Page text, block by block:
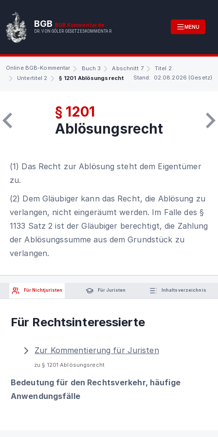
BGB BGB.Kommentar.de
DR. VON GÖLER GESETZESKOMMENTAR
MENU
Online BGB-Kommentar Buch 3 Abschnitt 7
Titel 2
Untertitel 2
§ 1201 Ablösungsrecht Stand: 02.08.2026 (Gesetz)
§ 1201
Ablösungsrecht
(1) Das Recht zur Ablösung steht dem Eigentümer
zu.
(2) Dem Gläubiger kann das Recht, die Ablösung zu
verlangen, nicht eingeräumt werden. Im Falle des §
1133 Satz 2 ist der Gläubiger berechtigt, die Zahlung
der Ablösungssumme aus dem Grundstück zu
verlangen.
Für Nichtjuristen Für Juristen Inhaltsverzeichnis
Für Rechtsinteressierte
Zur Kommentierung für Juristen
zu § 1201 Ablösungsrecht
Bedeutung für den Rechtsverkehr, häufige
Anwendungsfälle